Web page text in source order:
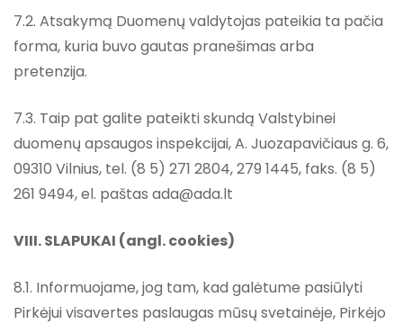
7.2. Atsakymą Duomenų valdytojas pateikia ta pačia
forma, kuria buvo gautas pranešimas arba
pretenzija.
7.3. Taip pat galite pateikti skundą Valstybinei
duomenų apsaugos inspekcijai, A. Juozapavičiaus g. 6,
09310 Vilnius, tel. (8 5) 271 2804, 279 1445, faks. (8 5)
261 9494, el. paštas ada@ada.lt
VIII. SLAPUKAI (angl. cookies)
8.1. Informuojame, jog tam, kad galėtume pasiūlyti
Pirkėjui visavertes paslaugas mūsų svetainėje, Pirkėjo